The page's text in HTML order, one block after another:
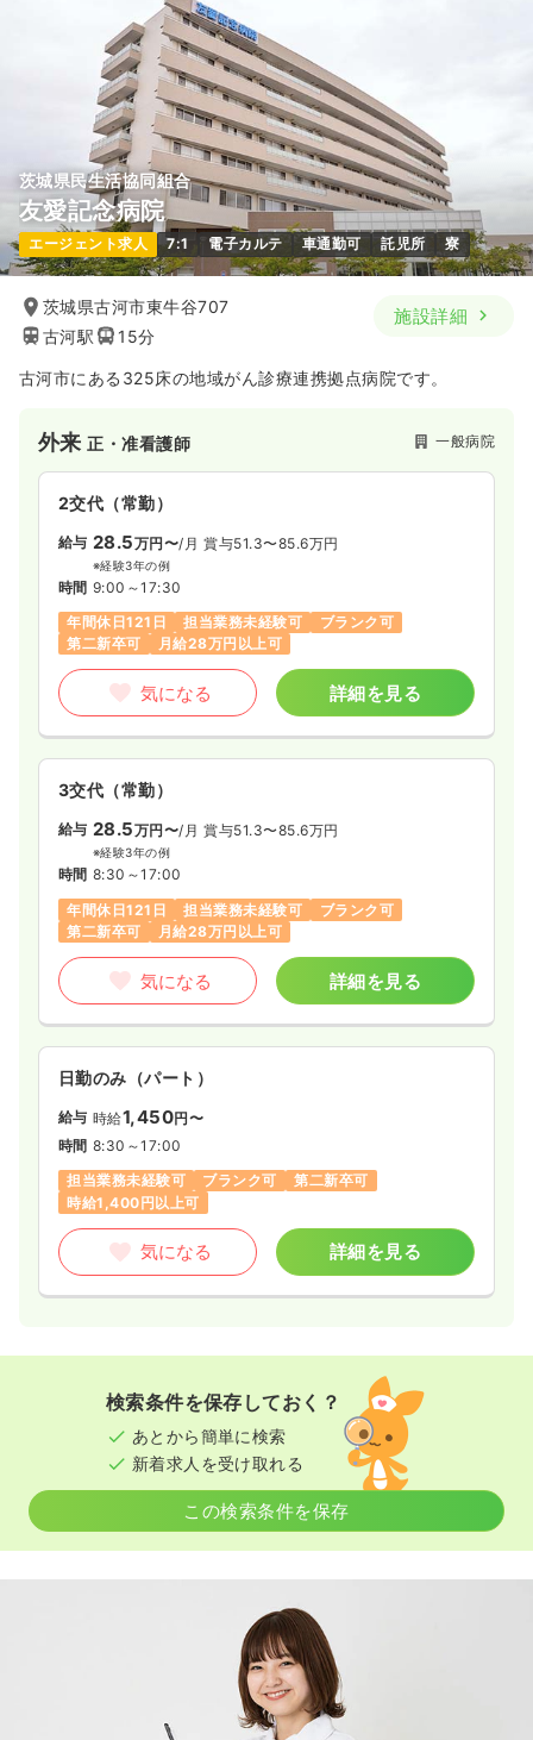
茨城県民生活協同組合
友愛記念病院
エージェント求人 7:1 電子カルテ 車通勤可 託児所 寮
茨城県古河市東牛谷707
古河駅
15分
施設詳細
古河市にある325床の地域がん診療連携拠点病院です。
外来正・准看護師 一般病院
2交代（常勤）
給与 28.5万円〜/月 賞与51.3〜85.6万円
※経験3年の例
時間 9:00～17:30
年間休日121日
担当業務未経験可
ブランク可
第二新卒可
月給28万円以上可
気になる 詳細を見る
3交代（常勤）
給与 28.5万円〜/月 賞与51.3〜85.6万円
※経験3年の例
時間 8:30～17:00
年間休日121日
担当業務未経験可
ブランク可
第二新卒可
月給28万円以上可
気になる 詳細を見る
日勤のみ（パート）
給与 時給1,450円〜
時間 8:30～17:00
担当業務未経験可
ブランク可
第二新卒可
時給1,400円以上可
気になる 詳細を見る
検索条件を保存しておく？
あとから簡単に検索
新着求人を受け取れる
この検索条件を保存